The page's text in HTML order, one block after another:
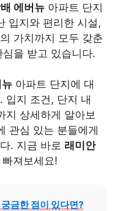
에버뉴 아파트 단지
입지와 편리한 시설,
가치까지 모두 갖춘
을 받고 있습니다.
아파트 단지에 대
입지 조건, 단지 내
지 상세하게 알아보
관심 있는 분들에게
. 지금 바로 래미안
져보세요!
금한 점이 있다면?